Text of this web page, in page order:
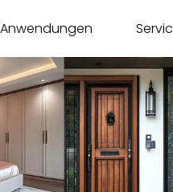
Anwendungen